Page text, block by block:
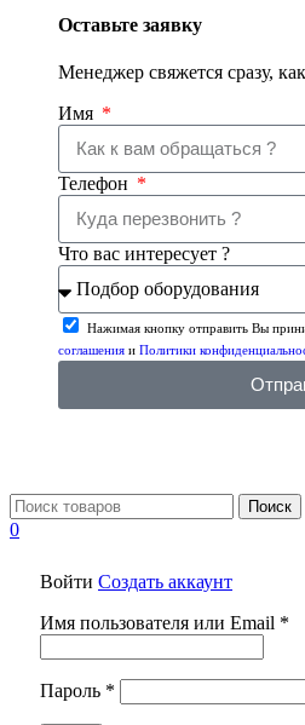
Оставьте заявку
Менеджер свяжется сразу,
Имя
Телефон
Что вас интересует ?
Нажимая кнопку отправить Вы
соглашения и Политики
Поиск
0
Войти Создать аккаунт
Имя пользователя или Email *
Пароль *